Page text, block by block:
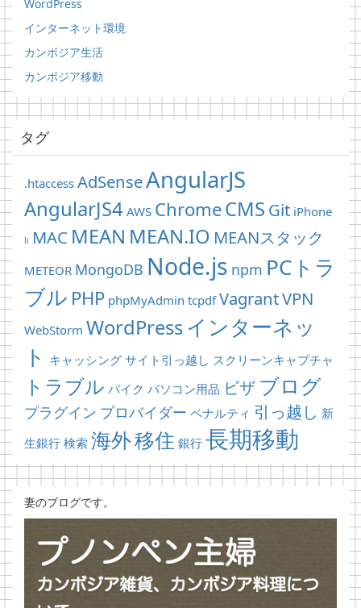
WordPress
インターネット環境
カンボジア生活
カンボジア移動
タグ
.htaccess AdSenseAngularJS
AngularJS4 AWS ChromeCMS Git iPhone
li MAC MEAN MEAN.IO MEANスタック
METEOR MongoDB Node.js npm PCトラ
ブル PHP phpMyAdmin tcpdf VagrantVPN
WebStorm WordPressインターネッ
ト キャッシング サイト引っ越し スクリーンキャプチャ
トラブル バイク パソコン用品 ビザ ブログ
プラグイン プロバイダー ペナルティ 引っ越し 新
生銀行 検索 海外移住 銀行 長期移動
妻のブログです。